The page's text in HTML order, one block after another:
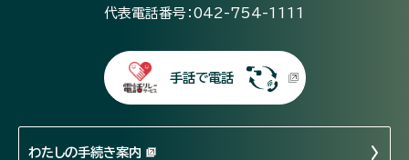
代表電話番号：042-754-1111
手話で電話
わたしの手続き案内